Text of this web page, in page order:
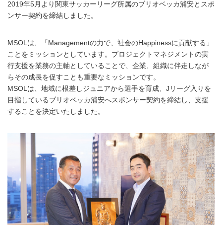
2019年5月より関東サッカーリーグ所属のブリオベッカ浦安とスポ
ンサー契約を締結しました。
MSOLは、「Managementの力で、社会のHappinessに貢献する」
ことをミッションとしています。プロジェクトマネジメントの実
行支援を業務の主軸としていることで、企業、組織に伴走しなが
らその成長を促すことも重要なミッションです。
MSOLは、地域に根差しジュニアから選手を育成、Jリーグ入りを
目指しているブリオベッカ浦安へスポンサー契約を締結し、支援
することを決定いたしました。